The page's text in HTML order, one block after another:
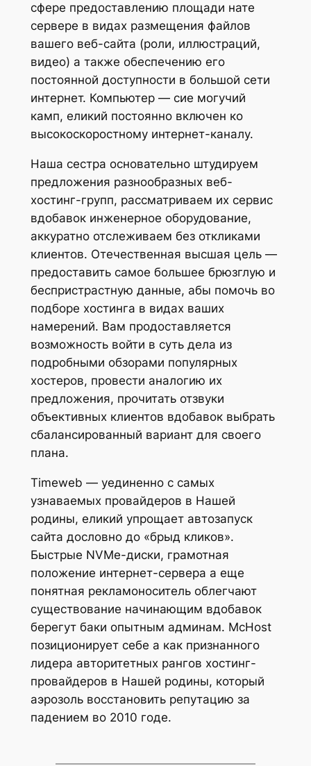
сфере предоставлению площади нате
сервере в видах размещения файлов
вашего веб-сайта (роли, иллюстраций,
видео) а также обеспечению его
постоянной доступности в большой сети
интернет. Компьютер — сие могучий
камп, еликий постоянно включен ко
высокоскоростному интернет-каналу.
Наша сестра основательно штудируем
предложения разнообразных веб-
хостинг-групп, рассматриваем их сервис
вдобавок инженерное оборудование,
аккуратно отслеживаем без откликами
клиентов. Отечественная высшая цель —
предоставить самое большее брюзглую и
беспристрастную данные, абы помочь во
подборе хостинга в видах ваших
намерений. Вам продоставляется
возможность войти в суть дела из
подробными обзорами популярных
хостеров, провести аналогию их
предложения, прочитать отзвуки
объективных клиентов вдобавок выбрать
сбалансированный вариант для своего
плана.
Timeweb — уединенно с самых
узнаваемых провайдеров в Нашей
родины, еликий упрощает автозапуск
сайта дословно до «брыд кликов».
Быстрые NVMe-диски, грамотная
положение интернет-сервера а еще
понятная рекламоноситель облегчают
существование начинающим вдобавок
берегут баки опытным админам. McHost
позиционирует себе а как признанного
лидера авторитетных рангов хостинг-
провайдеров в Нашей родины, который
аэрозоль восстановить репутацию за
падением во 2010 годе.